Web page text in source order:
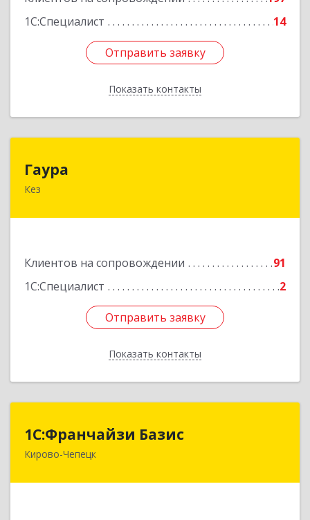
1С:Специалист
14
Отправить заявку
Показать контакты
Отправить заявку
Назад
Гаура
Кез
Клиентов на сопровождении
91
1С:Специалист
2
Отправить заявку
Показать контакты
Отправить заявку
Назад
1С:Франчайзи Базис
Кирово-Чепецк
613044, Кировская обл, город Кирово-Чепецк